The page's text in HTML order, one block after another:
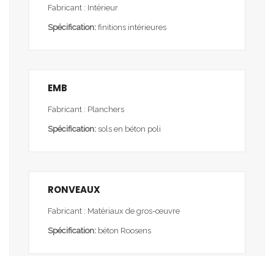
Fabricant : Intérieur
Spécification: finitions intérieures
EMB
Fabricant : Planchers
Spécification: sols en béton poli
RONVEAUX
Fabricant : Matériaux de gros-œuvre
Spécification: béton Roosens